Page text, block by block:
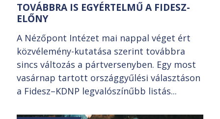
TOVÁBBRA IS EGYÉRTELMŰ A FIDESZ-
ELŐNY
A Nézőpont Intézet mai nappal véget ért
közvélemény-kutatása szerint továbbra
sincs változás a pártversenyben. Egy most
vasárnap tartott országgyűlési választáson
a Fidesz–KDNP legvalószínűbb listás...